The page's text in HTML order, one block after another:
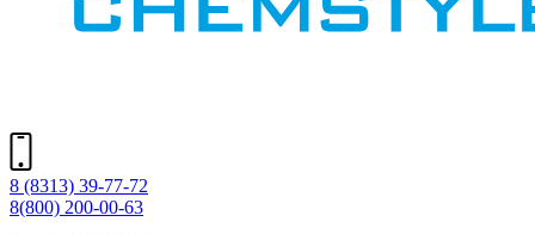
8 (8313) 39-77-72
8(800) 200-00-63